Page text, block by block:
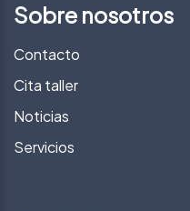
Sobre nosotros
Contacto
Cita taller
Noticias
Servicios